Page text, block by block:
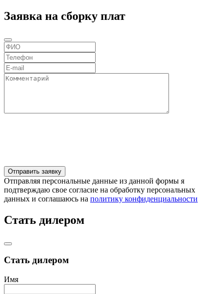
Заявка на сборку плат
Отправляя персональные данные из данной формы я
подтверждаю свое согласие на обработку персональных
данных и соглашаюсь на политику конфиденциальности
Стать дилером
Стать дилером
Имя